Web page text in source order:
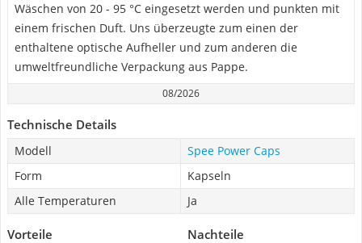
Wäschen von 20 - 95 °C eingesetzt werden und punkten mit
einem frischen Duft. Uns überzeugte zum einen der
enthaltene optische Aufheller und zum anderen die
umweltfreundliche Verpackung aus Pappe.
08/2026
Technische Details
Modell
Spee Power Caps
Form
Kapseln
Alle Temperaturen
Ja
Vorteile Nachteile